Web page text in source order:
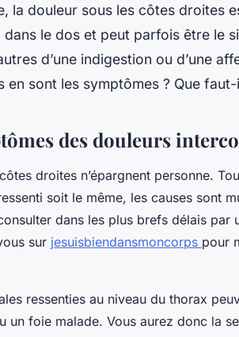
la douleur sous les côtes droites
dans le dos et peut parfois être le
d’une indigestion ou d’une
en sont les symptômes ? Que
des douleurs
droites n’épargnent personne.
soit le même, les causes sont
dans les plus brefs délais par
sur jesuisbiendansmoncorps pour
ressenties au niveau du thorax
un foie malade. Vous aurez donc la